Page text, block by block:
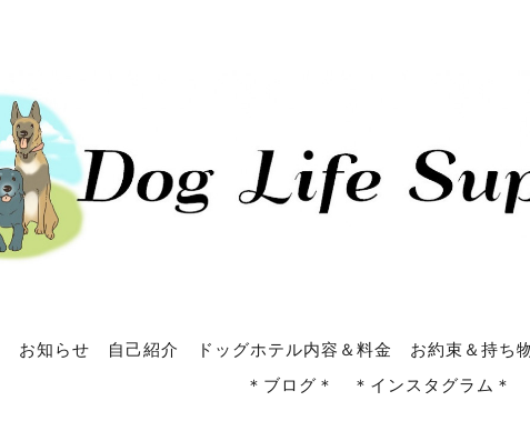
お知らせ 自己紹介 ドッグホテル内容＆料金 お約束＆持ち
＊ブログ＊
＊インスタグラム＊